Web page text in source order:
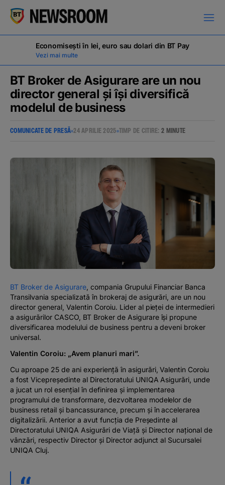
BLOG
Economisești în lei, euro sau dolari din BT Pay
Vezi mai multe
BT Broker de Asigurare are un nou
director general și își diversifică
modelul de business
COMUNICATE DE PRESĂ 24 APRILIE 2025 TIMP DE CITIRE:2 MINUTE
BT Broker de Asigurare, compania Grupului Financiar Banca
Transilvania specializată în brokeraj de asigurări, are un nou
director general, Valentin Coroiu. Lider al pieței de intermedieri
a asigurărilor CASCO, BT Broker de Asigurare își propune
diversificarea modelului de business pentru a deveni broker
universal.
Valentin Coroiu: „Avem planuri mari”.
Cu aproape 25 de ani experiență în asigurări, Valentin Coroiu
a fost Vicepreședinte al Directoratului UNIQA Asigurări, unde
a jucat un rol esențial în definirea și implementarea
programului de transformare, dezvoltarea modelelor de
business retail și bancassurance, precum și în accelerarea
digitalizării. Anterior a avut funcția de Președinte al
Directoratului UNIQA Asigurări de Viață și Director național de
vânzări, respectiv Director și Director adjunct al Sucursalei
UNIQA Cluj.